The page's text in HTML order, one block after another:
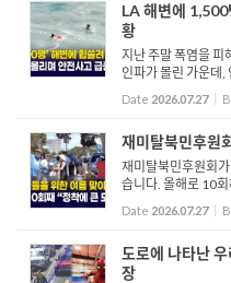
LA 해변에 1,500명
황
지난 주말 폭염을 피
인파가 몰린 가운데,
다. 이는 최근의 폭
면서 해상 안전사고
Date 2026.07.27
재미탈북민후원회
습니다. 올해로 10회
이 박물관을 비롯한
니다. 인터뷰 로버트
Date 2026.07.27
도로에
장